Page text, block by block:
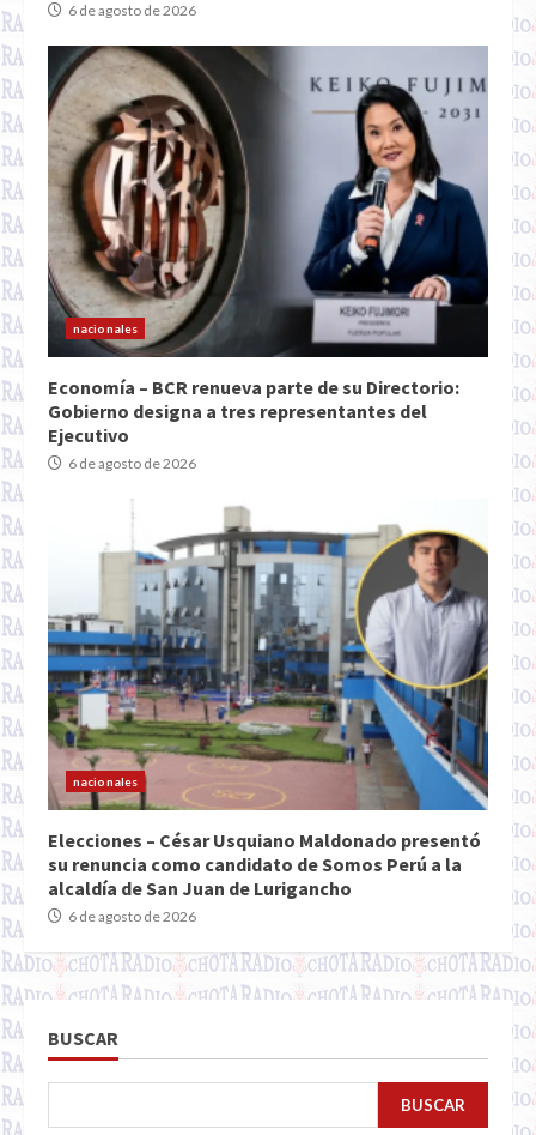
6 de agosto de 2026
nacionales
Economía – BCR renueva parte de su Directorio:
Gobierno designa a tres representantes del
Ejecutivo
6 de agosto de 2026
nacionales
Elecciones – César Usquiano Maldonado presentó
su renuncia como candidato de Somos Perú a la
alcaldía de San Juan de Lurigancho
6 de agosto de 2026
BUSCAR
BUSCAR